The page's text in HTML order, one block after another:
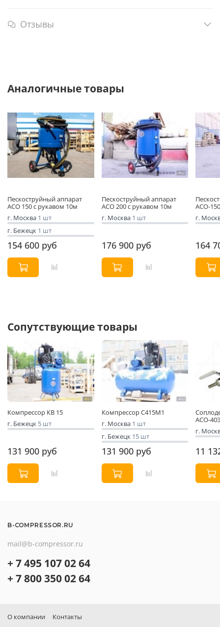
Отзывы
Аналогичные товары
Пескоструйный аппарат
АСО 150 с рукавом 10м
г. Москва 1 шт
г. Бежецк 1 шт
154 600 руб
Пескоструйный аппарат
АСО 200 с рукавом 10м
г. Москва 1 шт
176 900 руб
АСО-
г.
164
Сопутствующие товары
Компрессор КВ 15
г. Бежецк 5 шт
131 900 руб
Компрессор С415М1
г. Москва 1 шт
г. Бежецк 15 шт
131 900 руб
АСО-
г.
11
B-COMPRESSOR.RU
mail@b-compressor.ru
+ 7 495 107 02 64
+ 7 800 350 02 64
О компании Контакты